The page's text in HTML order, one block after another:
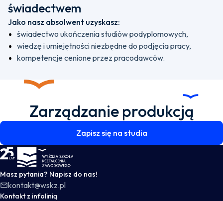
świadectwem
Jako nasz absolwent uzyskasz:
świadectwo ukończenia studiów podyplomowych,
wiedzę i umiejętności niezbędne do podjęcia pracy,
kompetencje cenione przez pracodawców.
Zarządzanie produkcją
Zapisz się na studia
WSKZ - strona główna
Masz pytania? Napisz do nas!
kontakt@wskz.pl
Kontakt z infolinią